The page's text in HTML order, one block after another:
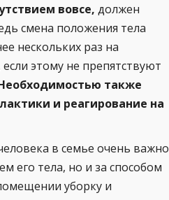
вовсе, должен
смена положения тела
нескольких раз на
этому не препятствуют
также
и реагирование на
в семье очень важно
его тела, но и за способом
уборку и